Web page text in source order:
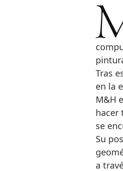
Materna y Herencia ha
Tras
en la
M&H
hacer
se
Su
a